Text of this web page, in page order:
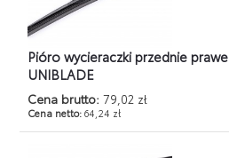
Pióro wycieraczki przednie prawe
UNIBLADE
Cena brutto: 79,02 zł
Cena netto:64,24 zł